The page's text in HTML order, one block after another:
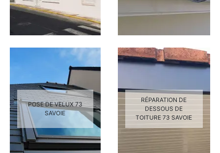
POSE DE VELUX 73
SAVOIE
RÉPARATION DE
DESSOUS DE
TOITURE 73 SAVOIE